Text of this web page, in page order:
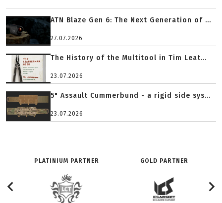
ATN Blaze Gen 6: The Next Generation of ...
27.07.2026
The History of the Multitool in Tim Leat...
23.07.2026
5" Assault Cummerbund - a rigid side sys...
23.07.2026
PLATINIUM PARTNER GOLD PARTNER